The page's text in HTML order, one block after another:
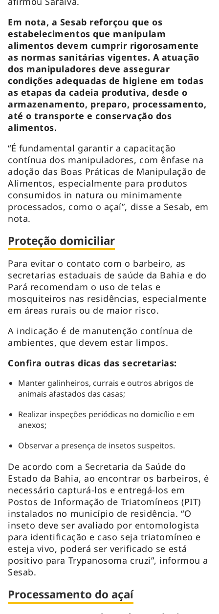
Em nota, a Sesab reforçou que os
estabelecimentos que manipulam
alimentos devem cumprir rigorosamente
as normas sanitárias vigentes. A atuação
dos manipuladores deve assegurar
condições adequadas de higiene em todas
as etapas da cadeia produtiva, desde o
armazenamento, preparo, processamento,
até o transporte e conservação dos
alimentos.
“É fundamental garantir a capacitação
contínua dos manipuladores, com ênfase na
adoção das Boas Práticas de Manipulação de
Alimentos, especialmente para produtos
consumidos in natura ou minimamente
processados, como o açaí”, disse a Sesab, em
nota.
Proteção domiciliar
Para evitar o contato com o barbeiro, as
secretarias estaduais de saúde da Bahia e do
Pará recomendam o uso de telas e
mosquiteiros nas residências, especialmente
em áreas rurais ou de maior risco.
A indicação é de manutenção contínua de
ambientes, que devem estar limpos.
Confira outras dicas das secretarias:
Manter galinheiros, currais e outros abrigos de
animais afastados das casas;
Realizar inspeções periódicas no domicílio e em
anexos;
Observar a presença de insetos suspeitos.
De acordo com a Secretaria da Saúde do
Estado da Bahia, ao encontrar os barbeiros, é
necessário capturá-los e entregá-los em
Postos de Informação de Triatomíneos (PIT)
instalados no município de residência. “O
inseto deve ser avaliado por entomologista
para identificação e caso seja triatomíneo e
esteja vivo, poderá ser verificado se está
positivo para Trypanosoma cruzi”, informou a
Sesab.
Processamento do açaí